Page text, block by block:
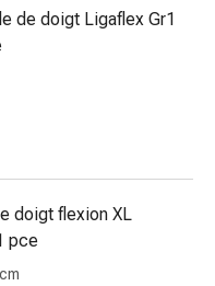
de doigt Ligaflex Gr1
doigt flexion XL
pce